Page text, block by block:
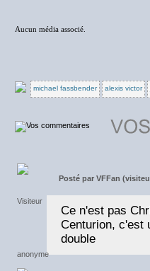
Aucun média associé.
michael fassbender alexis victor
Posté par VFFan
Ce n'est pas
Centurion, c'est
double